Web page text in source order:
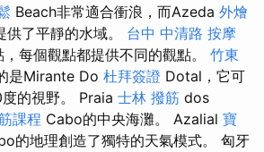
Beach非常適合衝浪，而Azeda 外燴
供了平靜的水域。 台中 中清路 按摩
每個觀點都提供不同的觀點。 竹東
是Mirante Do 杜拜簽證 Dotal，它可
的視野。 Praia 士林 撥筋 dos
課程 Cabo的中央海灘。 Azalial 寶
的地理創造了獨特的天氣模式。 匈牙